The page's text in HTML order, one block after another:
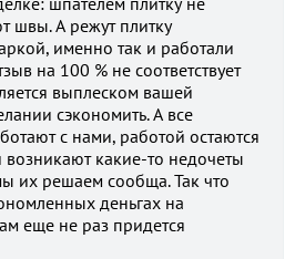
швы. А режут плитку
именно так и работали
на 100 % не соответствует
выплеском вашей
сэкономить. А все
с нами, работой остаются
какие-то недочеты
их решаем сообща. Так что
деньгах на
еще не раз придется